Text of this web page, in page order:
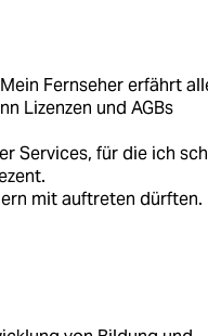
Fernseher erfährt
Lizenzen und AGBs
Services, für die ich
mit auftreten dürften.